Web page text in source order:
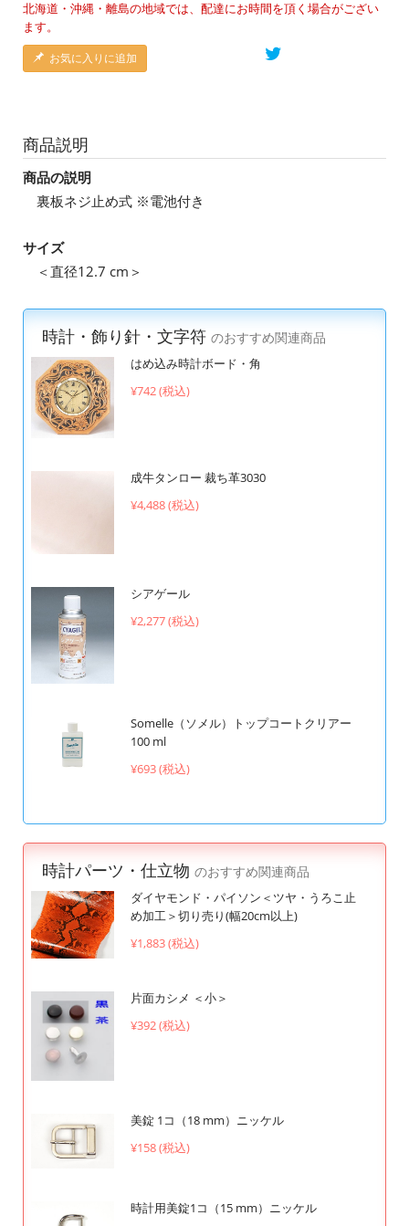
北海道・沖縄・離島の地域では、配達にお時間を頂く場合がござい
ます。
お気に入りに追加
商品説明
商品の説明
裏板ネジ止め式 ※電池付き
サイズ
＜直径12.7 cm＞
時計・飾り針・文字符 のおすすめ関連商品
はめ込み時計ボード・角
¥742 (税込)
成牛タンロー 裁ち革3030
¥4,488 (税込)
シアゲール
¥2,277 (税込)
Somelle（ソメル）トップコートクリアー
100 ml
¥693 (税込)
時計パーツ・仕立物 のおすすめ関連商品
ダイヤモンド・パイソン＜ツヤ・うろこ止
め加工＞切り売り(幅20cm以上)
¥1,883 (税込)
片面カシメ ＜小＞
¥392 (税込)
美錠 1コ（18 mm）ニッケル
¥158 (税込)
時計用美錠1コ（15 mm）ニッケル